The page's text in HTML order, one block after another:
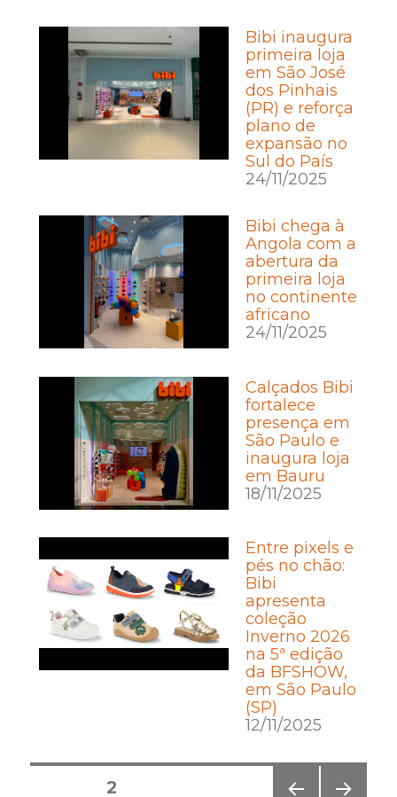
Bibi inaugura
primeira loja
em São José
dos Pinhais
(PR) e reforça
plano de
expansão no
Sul do País
24/11/2025
Bibi chega à
Angola com a
abertura da
primeira loja
no continente
africano
24/11/2025
Calçados Bibi
fortalece
presença em
São Paulo e
inaugura loja
em Bauru
18/11/2025
Entre pixels e
pés no chão:
Bibi
apresenta
coleção
Inverno 2026
na 5ª edição
da BFSHOW,
em São Paulo
(SP)
12/11/2025
Posts
PÁGINA2